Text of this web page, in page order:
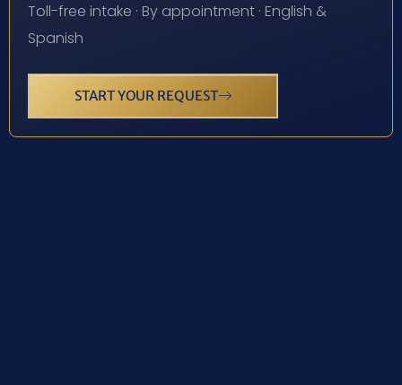
Toll-free intake · By appointment · English &
Spanish
START YOUR REQUEST